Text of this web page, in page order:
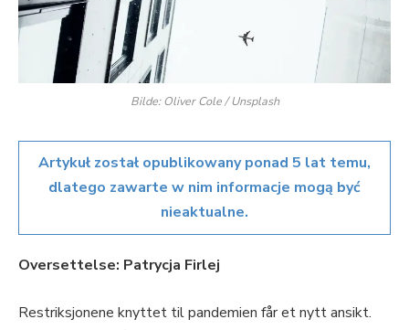
Bilde: Oliver Cole / Unsplash
Artykuł został opublikowany ponad 5 lat temu,
dlatego zawarte w nim informacje mogą być
nieaktualne.
Oversettelse: Patrycja Firlej
Restriksjonene knyttet til pandemien får et nytt ansikt.